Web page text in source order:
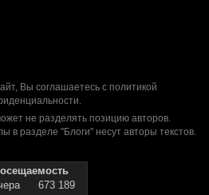
Вы соглашаетесь с политикой
.
не разделять позицию авторов.
в разделе "Блоги" несут авторы текстов.
673 189